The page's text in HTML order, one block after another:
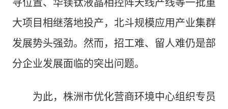
寻位置、华镁钛液晶相控阵天线产线等一批重
大项目相继落地投产，北斗规模应用产业集群
发展势头强劲。然而，招工难、留人难仍是部
分企业发展面临的突出问题。
为此，株洲市优化营商环境中心组织专员